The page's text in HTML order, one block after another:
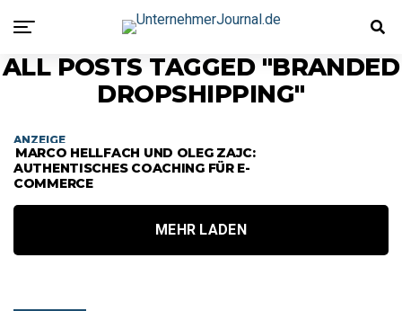
ALL POSTS TAGGED "BRANDED
DROPSHIPPING"
ANZEIGE
MARCO HELLFACH UND OLEG ZAJC:
AUTHENTISCHES COACHING FÜR E-
COMMERCE
MEHR LADEN